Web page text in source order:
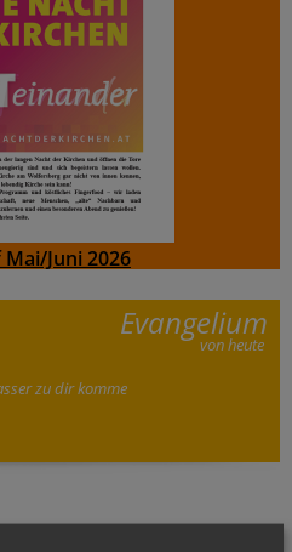
Juni 2026
Evangelium
von heute
zu dir komme